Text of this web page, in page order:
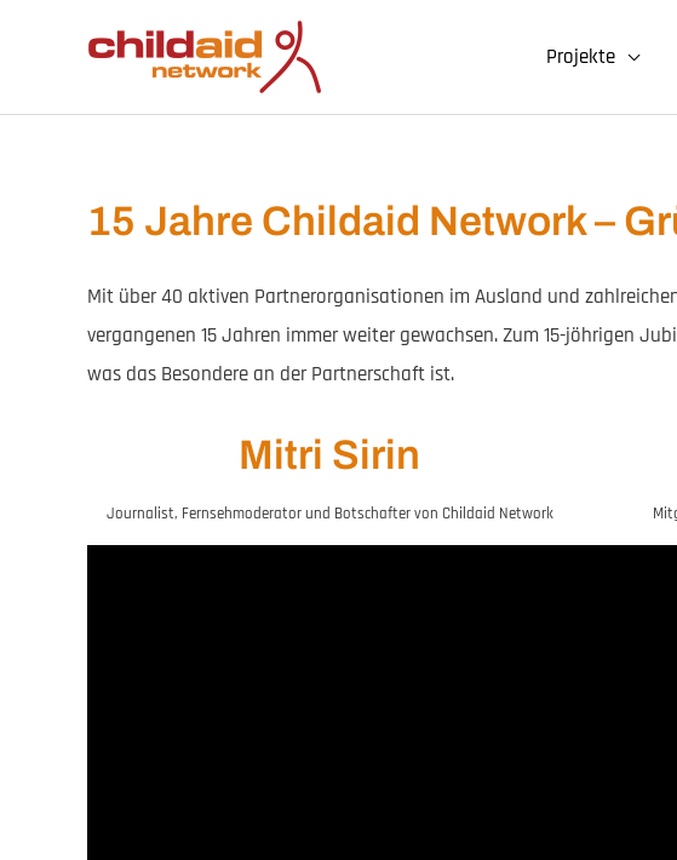
Projekte
15 Jahre Childaid Network –
Mit über 40 aktiven Partnerorganisationen im Ausland und
vergangenen 15 Jahren immer weiter gewachsen. Zum 15-jöhrigen
was das Besondere an der Partnerschaft ist.
Mitri Sirin
Journalist, Fernsehmoderator und Botschafter von Childaid Network